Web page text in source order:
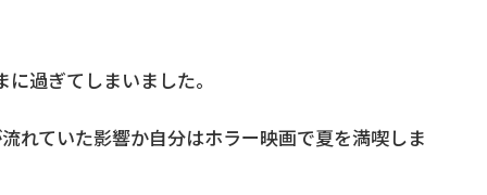
過ぎてしまいました。
れていた影響か自分はホラー映画で夏を満喫しま